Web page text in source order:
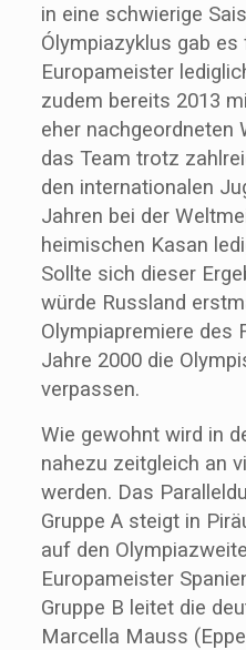
in eine schwierige
Ólympiazyklus gab
Europameister
zudem bereits 2013
eher nachgeordneten
das Team trotz
den internationalen
Jahren bei der
heimischen Kasan
Sollte sich dieser
würde Russland
Olympiapremiere des
Jahre 2000 die
verpassen.
Wie gewohnt wird in
nahezu zeitgleich an
werden. Das
Gruppe A steigt in
auf den
Europameister
Gruppe B leitet die
Marcella Mauss